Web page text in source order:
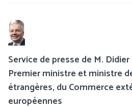
Service de presse de M.
Premier ministre et ministre
étrangères, du Commerce
européennes